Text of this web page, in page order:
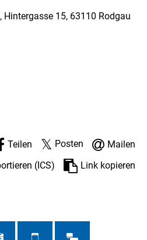
15, 63110 Rodgau
Teilen Posten
Mailen
(ICS)
Link kopieren